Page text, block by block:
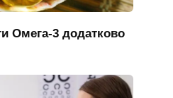
Омега-3 додатково